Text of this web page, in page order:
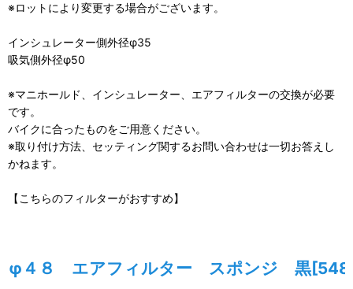
※ロットにより変更する場合がございます。
インシュレーター側外径φ35
吸気側外径φ50
※マニホールド、インシュレーター、エアフィルターの交換が必要
です。
バイクに合ったものをご用意ください。
※取り付け方法、セッティング関するお問い合わせは一切お答えし
かねます。
【こちらのフィルターがおすすめ】
φ４８ エアフィルター スポンジ 黒